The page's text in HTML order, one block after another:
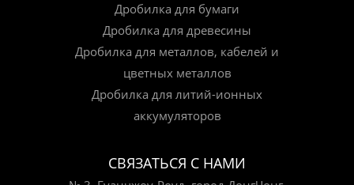
Дробилка для бумаги
Дробилка для древесины
Дробилка для металлов, кабелей и
цветных металлов
Дробилка для литий-ионных
аккумуляторов
СВЯЗАТЬСЯ С НАМИ